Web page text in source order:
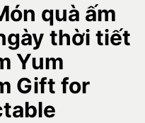
quà ấm
thời tiết
Yum
Gift for